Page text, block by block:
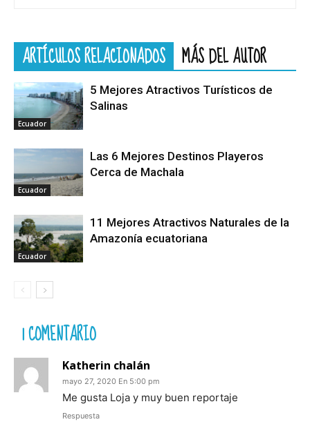
ARTÍCULOS RELACIONADOS MÁS DEL AUTOR
Ecuador
5 Mejores Atractivos Turísticos de
Salinas
Ecuador
Las 6 Mejores Destinos Playeros
Cerca de Machala
Ecuador
11 Mejores Atractivos Naturales de la
Amazonía ecuatoriana
1 COMENTARIO
Katherin chalán
mayo 27, 2020 En 5:00 pm
Me gusta Loja y muy buen reportaje
Respuesta